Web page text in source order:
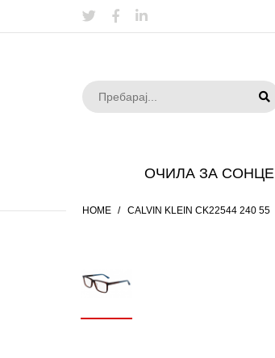
ОЧИЛА ЗА СОНЦЕ
HOME CALVIN KLEIN CK22544 240 55